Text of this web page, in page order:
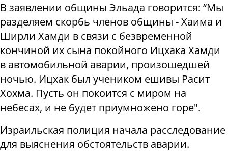
В заявлении общины Эльада говорится: “Мы
разделяем скорбь членов общины - Хаима и
Ширли Хамди в связи с безвременной
кончиной их сына покойного Ицхака Хамди
в автомобильной аварии, произошедшей
ночью. Ицхак был учеником ешивы Расит
Хохма. Пусть он покоится с миром на
небесах, и не будет приумножено горе".
Израильская полиция начала расследование
для выяснения обстоятельств аварии.